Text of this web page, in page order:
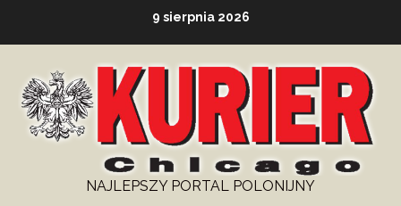
9 sierpnia 2026
NAJLEPSZY PORTAL POLONIJNY